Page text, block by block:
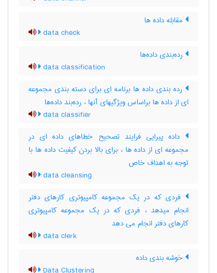
مقابله داده ها
data check
رده‌بندی داده‌ها
data classification
رده بندی داده ها برنامه ای برای دسته بندی مجموعه
ای از داده ها براساس ویژگیهای آنها ، رده‌بند داده‌ها
data classifier
داده پیرایی فرایند تصحیح خطاهای داده ای در
مجموعه ای از داده ها ، برای بالا بردن کیفیت داده ها با
توجه به اهداف خاص
data cleansing
فردی که در یک مجموعه کامپیوتری کارهای دفتر
انجام میدهد ، فردی که در یک مجموعه کامپیوتری
کارهای دفتر انجام می دهد
data clerk
خوشه بندی داده